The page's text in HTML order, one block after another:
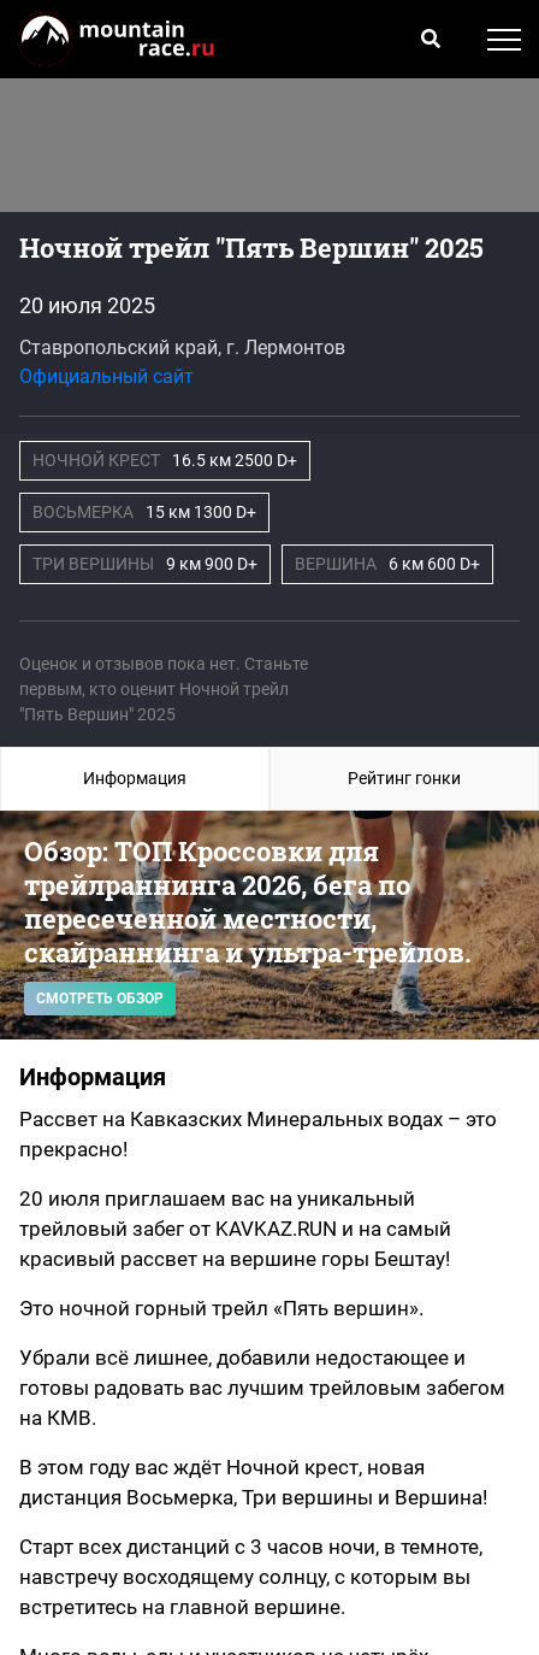
Ночной трейл "Пять Вершин" 2025
Оценок и отзывов пока нет. Станьте
первым, кто оценит Ночной трейл
"Пять Вершин" 2025
20 июля 2025
Ставропольский край, г. Лермонтов
Официальный сайт
НОЧНОЙ КРЕСТ 16.5 км 2500 D+
ВОСЬМЕРКА 15 км 1300 D+
ТРИ ВЕРШИНЫ 9 км 900 D+ ВЕРШИНА 6 км 600 D+
Обзор: ТОП Кроссовки для
трейлраннинга 2026, бега по
пересеченной местности,
скайраннинга и ультра-трейлов.
СМОТРЕТЬ ОБЗОР
Информация
Рассвет на Кавказских Минеральных водах – это
прекрасно!
20 июля приглашаем вас на уникальный
трейловый забег от KAVKAZ.RUN и на самый
красивый рассвет на вершине горы Бештау!
Это ночной горный трейл «Пять вершин».
Убрали всё лишнее, добавили недостающее и
готовы радовать вас лучшим трейловым забегом
на КМВ.
В этом году вас ждёт Ночной крест, новая
дистанция Восьмерка, Три вершины и Вершина!
Старт всех дистанций с 3 часов ночи, в темноте,
навстречу восходящему солнцу, с которым вы
встретитесь на главной вершине.
Информация Рейтинг гонки